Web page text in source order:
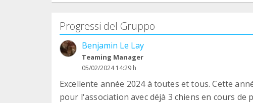
Progressi del Gruppo
Benjamin Le Lay
Teaming Manager
05/02/2024 14:29 h
Excellente année 2024 à toutes et tous. Cette
pour l'association avec déjà 3 chiens en cours de